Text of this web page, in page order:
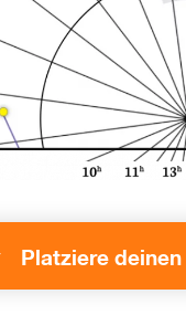
Platziere